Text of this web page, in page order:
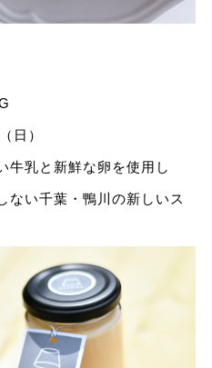
日）
牛乳と新鮮な卵を使用し
ない千葉・鴨川の新しいス